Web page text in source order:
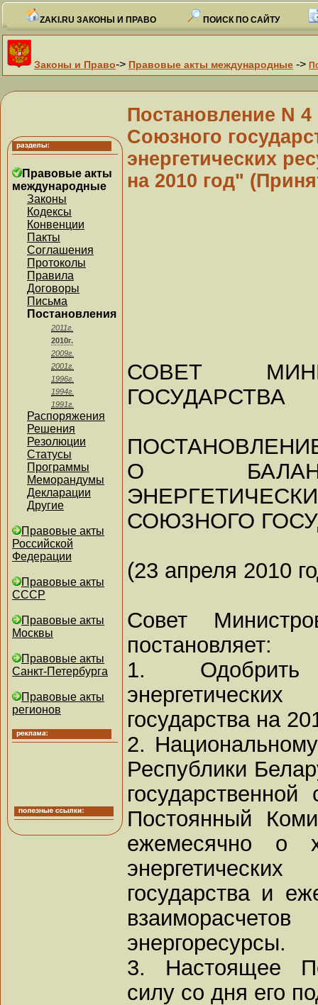
ZAKI.RU ЗАКОНЫ И ПРАВО ПОИСК ПО САЙТУ
Законы и Право-> Правовые акты международные ->
Правовые акты
международные
Законы
Кодексы
Конвенции
Пакты
Соглашения
Протоколы
Правила
Договоры
Письма
Постановления
2011г.
2010г.
2009г.
2001г.
1996г.
1994г.
1991г.
Распоряжения
Решения
Резолюции
Статусы
Программы
Меморандумы
Декларации
Другие
Правовые акты
Российской
Федерации
Правовые акты
СССР
Правовые акты
Москвы
Правовые акты
Санкт-Петербурга
Правовые акты
регионов
Постановление N
Союзного
энергетических
на 2010 год"
СОВЕТ
ГОСУДАРСТВА
О
СОЮЗНОГО
(23 апреля 2010
Совет
постановляет:
1. Одобрить
государства на
2. Национальному
Республики
государственной
Постоянный
ежемесячно о
государства и
энергоресурсы.
3. Настоящее
силу со дня его